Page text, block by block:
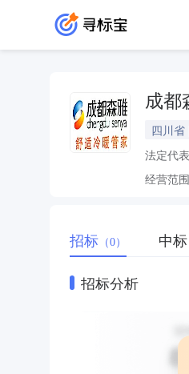
成都
四川省
法定代
经营范围
招标 （0） 中标
招标分析